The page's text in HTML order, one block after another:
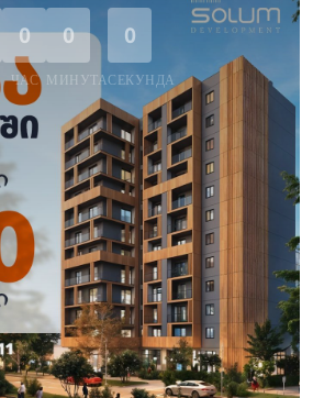
0
ЧАС
0
МИНУТА
0
СЕКУНДА